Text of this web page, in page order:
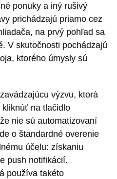
ponuky a iný rušivý
prichádzajú priamo cez
na prvý pohľad sa
V skutočnosti pochádzajú
ktorého úmysly sú
výzvu, ktorá
na tlačidlo
nie sú automatizovaní
o štandardné overenie
účelu: získaniu
push notifikácií.
používa takéto